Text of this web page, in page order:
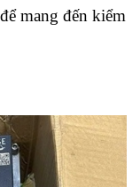
mang đến kiểm